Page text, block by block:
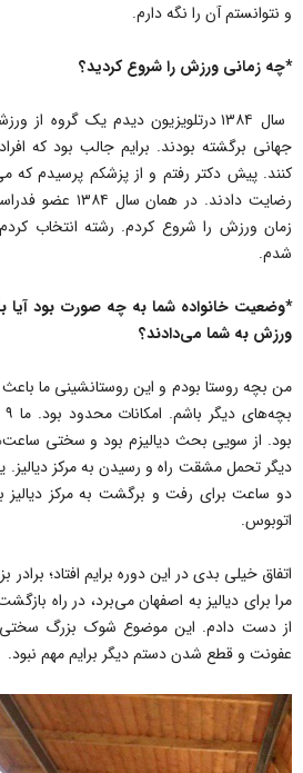
و نتوانستم آن را نگه دارم.
*چه زمانی ورزش را شروع کردید؟
سال ۱۳۸۴‌ درتلویزیون دیدم یک گروه از
جهانی برگشته بودند. برایم جالب بود که
کنند. پیش دکتر‌ رفتم و از پزشکم پرسیدم که
رضایت دادند.‌ در
زمان ورزش را شروع کردم. رشته‌ انتخاب
شدم.
*وضعیت خانواده شما به چه صورت بود آیا
ورزش به شما می‌‌دادند؟
من بچه روستا بودم و این روستانشینی ما
بود. از سویی بحث دیالیزم بود و سختی
دیگر تحمل مشقت راه و رسیدن به مرکز
دو ساعت برای رفت و برگشت به مرکز دیالیز
اتوبوس.
مرا برای دیالیز به اصفهان می‌‌برد، در راه
از دست دادم. این موضوع شوک بزرگ
عفونت و قطع شدن دستم دیگر برایم مهم نبود.